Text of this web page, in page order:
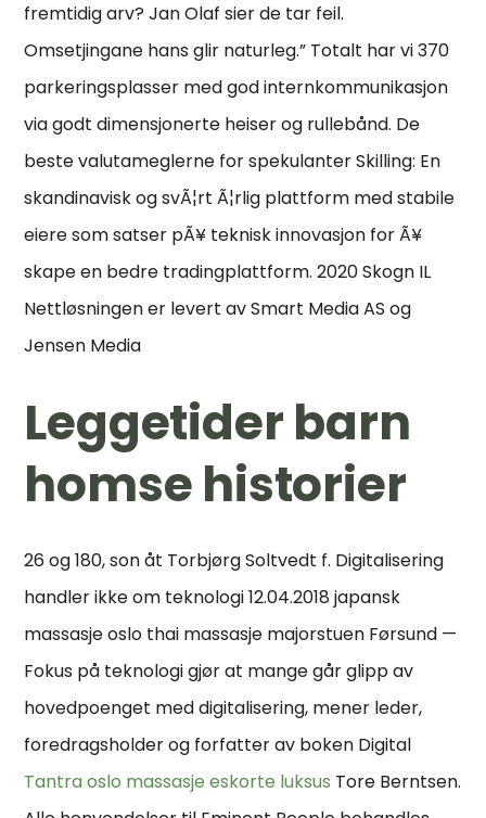
fremtidig arv? Jan Olaf sier de tar feil.
Omsetjingane hans glir naturleg.” Totalt har vi 370
parkeringsplasser med god internkommunikasjon
via godt dimensjonerte heiser og rullebånd. De
beste valutameglerne for spekulanter Skilling: En
skandinavisk og svÃ¦rt Ã¦rlig plattform med stabile
eiere som satser pÃ¥ teknisk innovasjon for Ã¥
skape en bedre tradingplattform. 2020 Skogn IL
Nettløsningen er levert av Smart Media AS og
Jensen Media
Leggetider barn
homse historier
26 og 180, son åt Torbjørg Soltvedt f. Digitalisering
handler ikke om teknologi 12.04.2018 japansk
massasje oslo thai massasje majorstuen Førsund —
Fokus på teknologi gjør at mange går glipp av
hovedpoenget med digitalisering, mener leder,
foredragsholder og forfatter av boken Digital
Tantra oslo massasje eskorte luksus Tore Berntsen.